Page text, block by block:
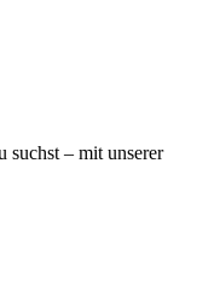
suchst – mit unserer